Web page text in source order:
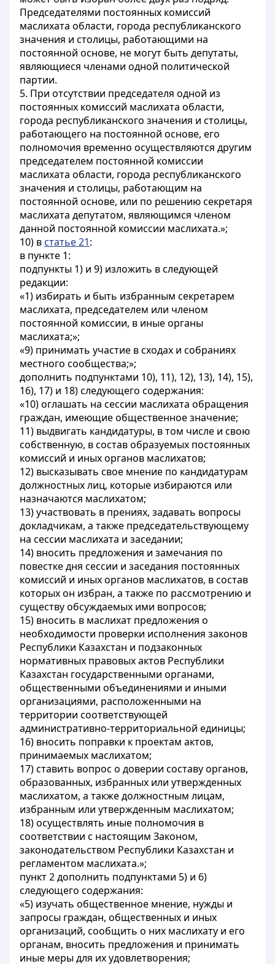
Председателями постоянных комиссий
маслихата области, города республиканского
значения и столицы, работающими на
постоянной основе, не могут быть депутаты,
являющиеся членами одной политической
партии.
5. При отсутствии председателя одной из
постоянных комиссий маслихата области,
города республиканского значения и столицы,
работающего на постоянной основе, его
полномочия временно осуществляются другим
председателем постоянной комиссии
маслихата области, города республиканского
значения и столицы, работающим на
постоянной основе, или по решению секретаря
маслихата депутатом, являющимся членом
данной постоянной комиссии маслихата.»;
10) в статье 21:
в пункте 1:
подпункты 1) и 9) изложить в следующей
редакции:
«1) избирать и быть избранным секретарем
маслихата, председателем или членом
постоянной комиссии, в иные органы
маслихата;»;
«9) принимать участие в сходах и собраниях
местного сообщества;»;
дополнить подпунктами 10), 11), 12), 13), 14), 15),
16), 17) и 18) следующего содержания:
«10) оглашать на сессии маслихата обращения
граждан, имеющие общественное значение;
11) выдвигать кандидатуры, в том числе и свою
собственную, в состав образуемых постоянных
комиссий и иных органов маслихатов;
12) высказывать свое мнение по кандидатурам
должностных лиц, которые избираются или
назначаются маслихатом;
13) участвовать в прениях, задавать вопросы
докладчикам, а также председательствующему
на сессии маслихата и заседании;
14) вносить предложения и замечания по
повестке дня сессии и заседания постоянных
комиссий и иных органов маслихатов, в состав
которых он избран, а также по рассмотрению и
существу обсуждаемых ими вопросов;
15) вносить в маслихат предложения о
необходимости проверки исполнения законов
Республики Казахстан и подзаконных
нормативных правовых актов Республики
Казахстан государственными органами,
общественными объединениями и иными
организациями, расположенными на
территории соответствующей
административно-территориальной единицы;
16) вносить поправки к проектам актов,
принимаемых маслихатом;
17) ставить вопрос о доверии составу органов,
образованных, избранных или утвержденных
маслихатом, а также должностным лицам,
избранным или утвержденным маслихатом;
18) осуществлять иные полномочия в
соответствии с настоящим Законом,
законодательством Республики Казахстан и
регламентом маслихата.»;
пункт 2 дополнить подпунктами 5) и 6)
следующего содержания:
«5) изучать общественное мнение, нужды и
запросы граждан, общественных и иных
организаций, сообщить о них маслихату и его
органам, вносить предложения и принимать
иные меры для их удовлетворения;